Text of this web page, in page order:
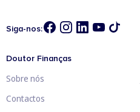
Siga-nos:
Doutor Finanças
Sobre nós
Contactos